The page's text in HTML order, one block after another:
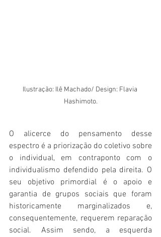
Ilustração: Ilê Machado/ Design: Flavia
Hashimoto.
O alicerce do pensamento desse
espectro é a priorização do coletivo sobre
o individual, em contraponto com o
individualismo defendido pela direita. O
seu objetivo primordial é o apoio e
garantia de grupos sociais que foram
historicamente marginalizados e,
consequentemente, requerem reparação
social. Assim sendo, a esquerda